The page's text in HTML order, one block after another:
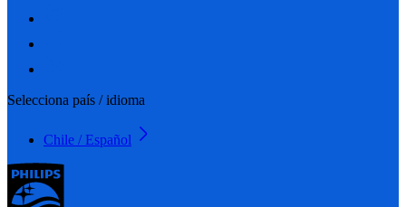
Selecciona país / idioma
Chile / Español